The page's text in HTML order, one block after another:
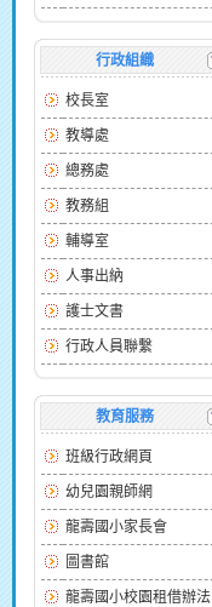
行政組織
校長室
教導處
總務處
教務組
輔導室
人事出納
護士文書
行政人員聯繫
教育服務
班級行政網頁
幼兒園親師網
龍壽國小家長會
圖書館
龍壽國小校園租借辦法